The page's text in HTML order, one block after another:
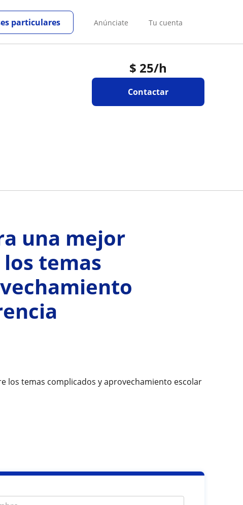
Anúnciate Tu cuenta
particulares
$ 25/h
Contactar
una mejor
temas
los temas complicados y aprovechamiento escolar